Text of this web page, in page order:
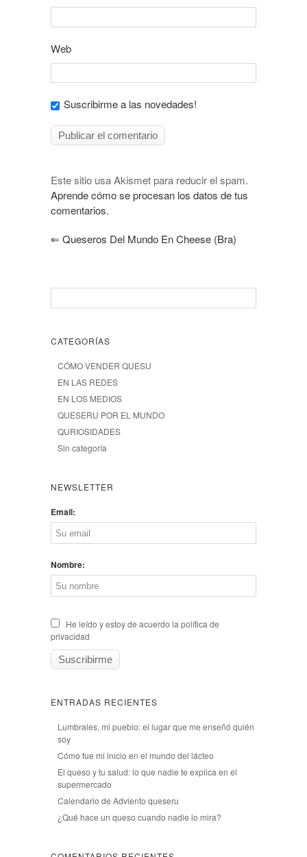
Web
Suscribirme a las novedades!
Este sitio usa Akismet para reducir el spam.
Aprende cómo se procesan los datos de tus
comentarios.
⇐ Queseros Del Mundo En Cheese (Bra)
CATEGORÍAS
CÓMO VENDER QUESU
EN LAS REDES
EN LOS MEDIOS
QUESERU POR EL MUNDO
QURIOSIDADES
Sin categoría
NEWSLETTER
Email:
Nombre:
He leído y estoy de acuerdo la política de
privacidad
ENTRADAS RECIENTES
Lumbrales, mi pueblo: el lugar que me enseñó quién
soy
Cómo fue mi inicio en el mundo del lácteo
El queso y tu salud: lo que nadie te explica en el
supermercado
Calendario de Adviento queseru
¿Qué hace un queso cuando nadie lo mira?